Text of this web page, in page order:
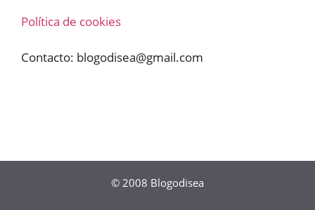
Política de cookies
Contacto: blogodisea@gmail.com
© 2008 Blogodisea